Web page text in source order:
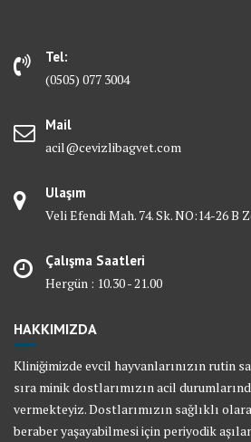
Tel:
(0505) 077 3004
Mail
acil@cevizlibagvet.com
Ulaşım
Veli Efendi Mah. 74. Sk. NO:14-26 B
Çalışma Saatleri
Hergün : 10.30 - 21.00
HAKKIMIZDA
Kliniğimizde evcil hayvanlarınızın rutin
sıra minik dostlarımızın acil
vermekteyiz. Dostlarımızın sağlıklı
beraber yaşayabilmesi için periyodik